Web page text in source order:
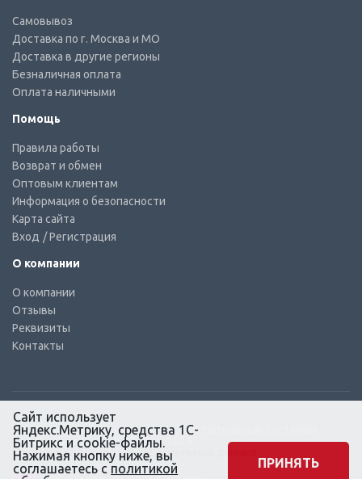
Самовывоз
Доставка по г. Москва и МО
Доставка в другие регионы
Безналичная оплата
Оплата наличными
Помощь
Правила работы
Возврат и обмен
Оптовым клиентам
Информация о безопасности
Карта сайта
Вход / Регистрация
О компании
О компании
Отзывы
Реквизиты
Контакты
© КТС-Дизель – Комплектующие к топливным системам
Все права защищены, 2003 – 2025
Согласие на обработку персональных данных
Сайт использует
Яндекс.Метрику, средства 1С-
Битрикс и cookie-файлы.
Нажимая кнопку ниже, вы
соглашаетесь с политикой
ПРИНЯТЬ